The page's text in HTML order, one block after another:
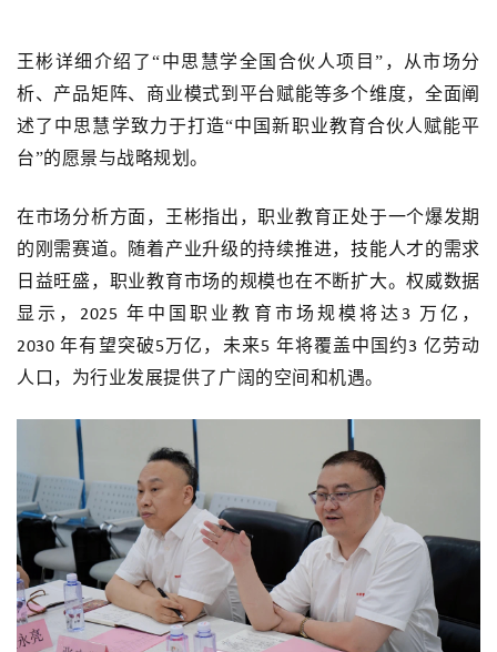
王彬详细介绍了“中思慧学全国合伙人项目”，从市场分
析、产品矩阵、商业模式到平台赋能等多个维度，全面阐
述了中思慧学致力于打造“中国新职业教育合伙人赋能平
台”的愿景与战略规划。
在市场分析方面，王彬指出，职业教育正处于一个爆发期
的刚需赛道。随着产业升级的持续推进，技能人才的需求
日益旺盛，职业教育市场的规模也在不断扩大。权威数据
显示， 2025 年中国职业教育市场规模将达3 万亿，
2030年有望突破5万亿，未来5 年将覆盖中国约3亿劳动
人口，为行业发展提供了广阔的空间和机遇。